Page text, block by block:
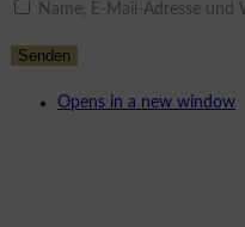
Name, E-Mail-Adresse
Opens in a new window